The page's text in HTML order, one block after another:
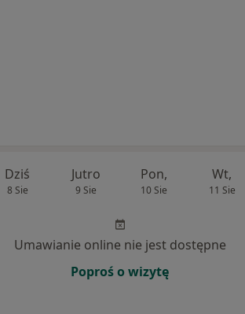
Dziś
8 Sie
Jutro
9 Sie
Pon,
10 Sie
Wt,
11 Sie
Umawianie online nie jest dostępne
Poproś o wizytę